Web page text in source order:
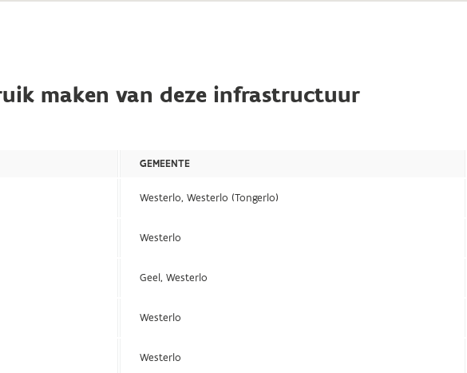
maken van deze infrastructuur
GEMEENTE
Westerlo, Westerlo (Tongerlo)
Westerlo
Geel, Westerlo
Westerlo
Westerlo